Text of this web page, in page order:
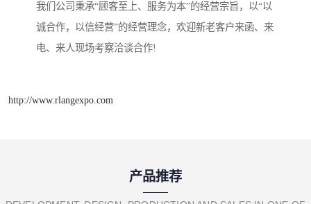
我们公司秉承“顾客至上、服务为本”的经营宗旨，以“以
诚合作，以信经营”的经营理念，欢迎新老客户来函、来
电、来人现场考察洽谈合作!
http://www.rlangexpo.com
产品推荐